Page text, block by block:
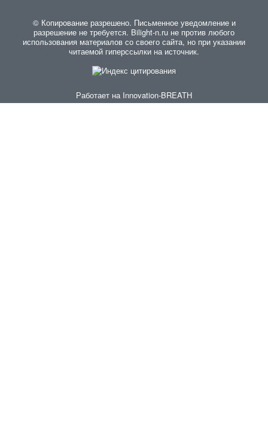
© Копирование разрешено. Письменное уведомление и
разрешение не требуется. Bilight-n.ru не против любого
использования материалов со своего сайта, но при указании
читаемой гиперссылки на источник.
Работает на Innovation-BREATH